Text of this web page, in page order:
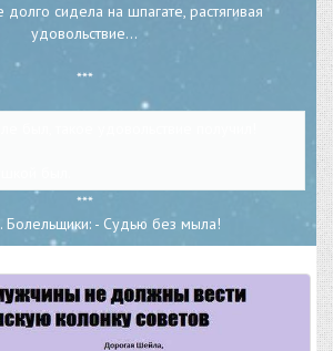
долго сидела на шпагате, растягивая
удовольствие...
***
***
Болельщики: - Судью без мыла!